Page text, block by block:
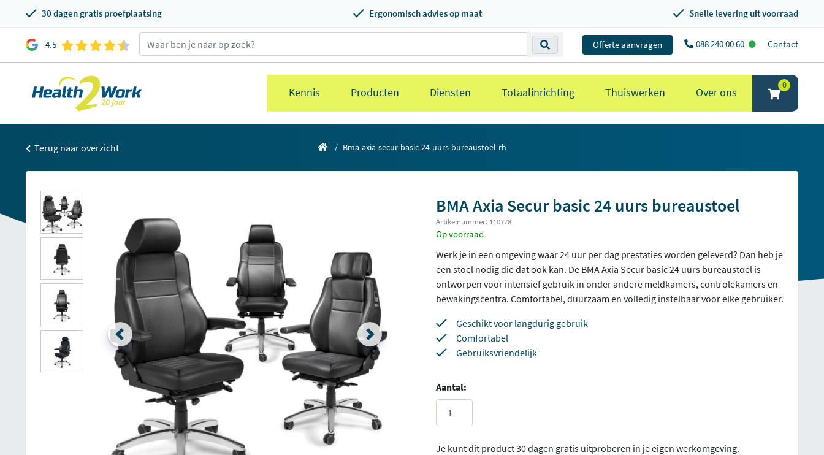
30 dagen gratis proefplaatsing Ergonomisch advies op maat Snelle levering uit voorraad
4.5 Offerte aanvragen 088 240 00 60 Contact
Kennis Producten Diensten Totaalinrichting Thuiswerken Over ons
0
Terug naar overzicht Bma-axia-secur-basic-24-uurs-bureaustoel-rh
BMA Axia Secur basic 24 uurs bureaustoel
Artikelnummer: 110778
Op voorraad
Werk je in een omgeving waar 24 uur per dag prestaties worden geleverd? Dan heb je
een stoel nodig die dat ook kan. De BMA Axia Secur basic 24 uurs bureaustoel is
ontworpen voor intensief gebruik in onder andere meldkamers, controlekamers en
bewakingscentra. Comfortabel, duurzaam en volledig instelbaar voor elke gebruiker.
Geschikt voor langdurig gebruik
Comfortabel
Gebruiksvriendelijk
Aantal:
Je kunt dit product 30 dagen gratis uitproberen in je eigen werkomgeving.